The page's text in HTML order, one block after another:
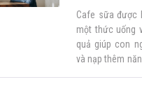
Cafe sữa được
một thức uống
quả giúp con
và nạp thêm